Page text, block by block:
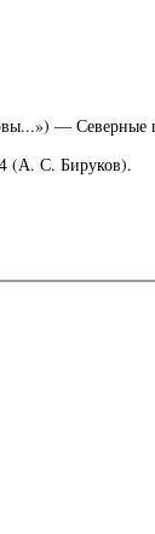
—
(А. С. Бируков).